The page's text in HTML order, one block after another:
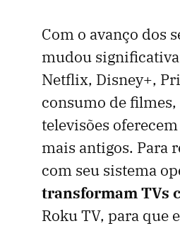
Com o avanço dos
mudou
Netflix, Disney+,
consumo de filmes,
televisões
mais antigos. Para
com seu sistema
transformam TVs
Roku TV, para que